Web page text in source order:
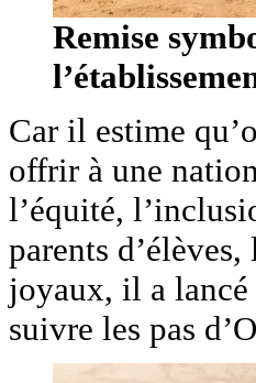
Remise
Car il estime
offrir à une
l’équité,
parents
joyaux, il a lancé
suivre les pas